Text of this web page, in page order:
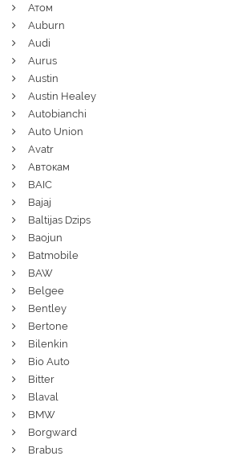
Атом
Auburn
Audi
Aurus
Austin
Austin Healey
Autobianchi
Auto Union
Avatr
Автокам
BAIC
Bajaj
Baltijas Dzips
Baojun
Batmobile
BAW
Belgee
Bentley
Bertone
Bilenkin
Bio Auto
Bitter
Blaval
BMW
Borgward
Brabus